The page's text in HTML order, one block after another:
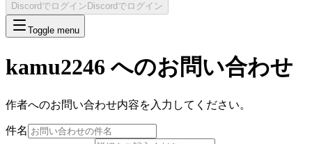
Discordでログイン Discordでログイン
Toggle menu
kamu2246 へのお問い合わせ
作者へのお問い合わせ内容を入力してください。
件名